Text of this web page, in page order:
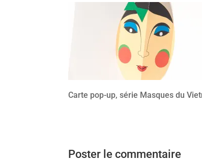
Carte pop-up, série Masques du
Poster le commentaire